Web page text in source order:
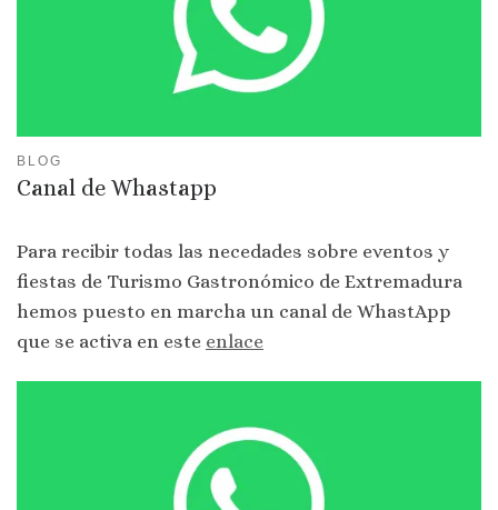
BLOG
Canal de Whastapp
Para recibir todas las necedades sobre eventos y
fiestas de Turismo Gastronómico de Extremadura
hemos puesto en marcha un canal de WhastApp
que se activa en este enlace